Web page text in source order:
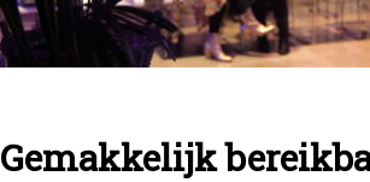
Gemakkelijk